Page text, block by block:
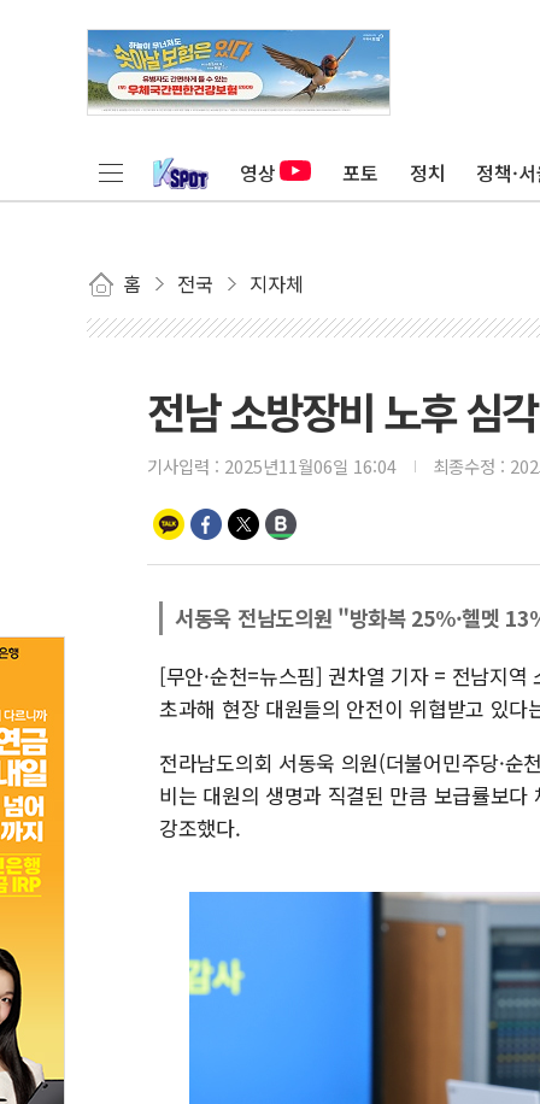
영상 포토 정치 정책·
홈 전국 지자체
전남 소방장비 노후 심
기사입력 : 2025년11월06일 16:04 최종수정 :
서동욱 전남도의원 "방화복 25%·헬멧
[무안·순천=뉴스핌] 권차열 기자 = 전남지
초과해 현장 대원들의 안전이 위협받고 있다
전라남도의회 서동욱 의원(더불어민주당·
비는 대원의 생명과 직결된 만큼 보급률보
강조했다.